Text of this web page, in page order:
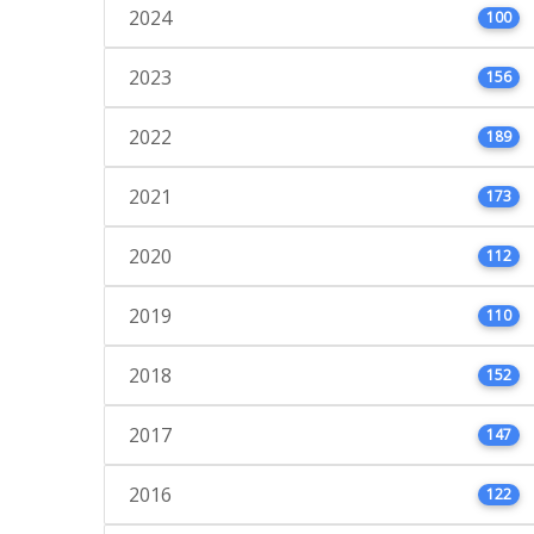
2024 100
2023 156
2022 189
2021 173
2020 112
2019 110
2018 152
2017 147
2016 122